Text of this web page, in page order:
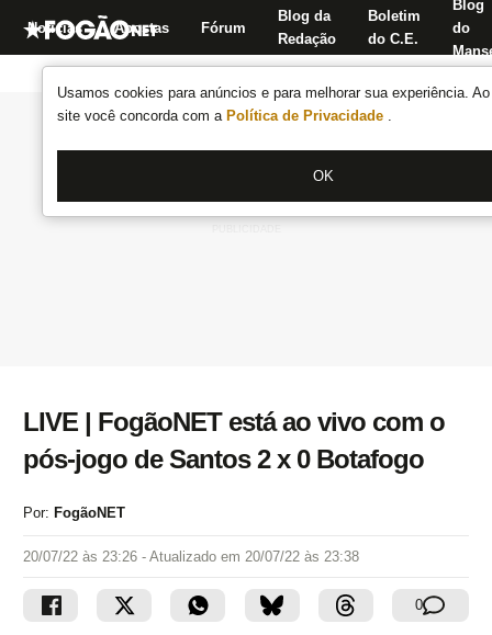
Usamos cookies para anúncios e para melhorar sua experiência.
site você concorda com a Política de Privacidade .
OK
Notícias Apostas Fórum
Blog da
Redação
Boletim
do C.E.
Blog
do
LIVE | FogãoNET está ao vivo com o
pós-jogo de Santos 2 x 0 Botafogo
Por: FogãoNET
20/07/22 às 23:26 - Atualizado em 20/07/22 às 23:38
0